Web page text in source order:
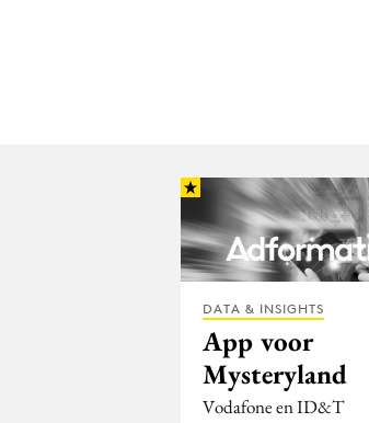
DATA & INSIGHTS
App voor
Mysteryland
Vodafone en ID&T